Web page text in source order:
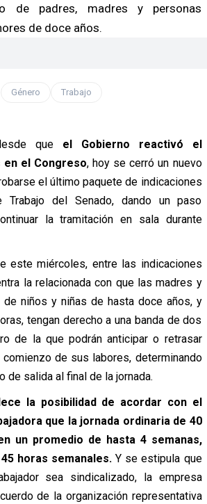
de padres, madres y personas
de doce años.
Género Trabajo
que el Gobierno reactivó el
en el Congreso, hoy se cerró un nuevo
el último paquete de indicaciones
del Senado, dando un paso
la tramitación en sala durante
este miércoles, entre las indicaciones
la relacionada con que las madres y
de niños y niñas de hasta doce años, y
tengan derecho a una banda de dos
de la que podrán anticipar o retrasar
comienzo de sus labores, determinando
de salida al final de la jornada.
la posibilidad de acordar con el
que la jornada ordinaria de 40
un promedio de hasta 4 semanas,
horas semanales. Y se estipula que
sea sindicalizado, la empresa
de la organización representativa